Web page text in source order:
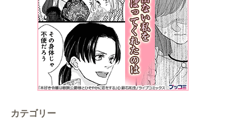
カテゴリー